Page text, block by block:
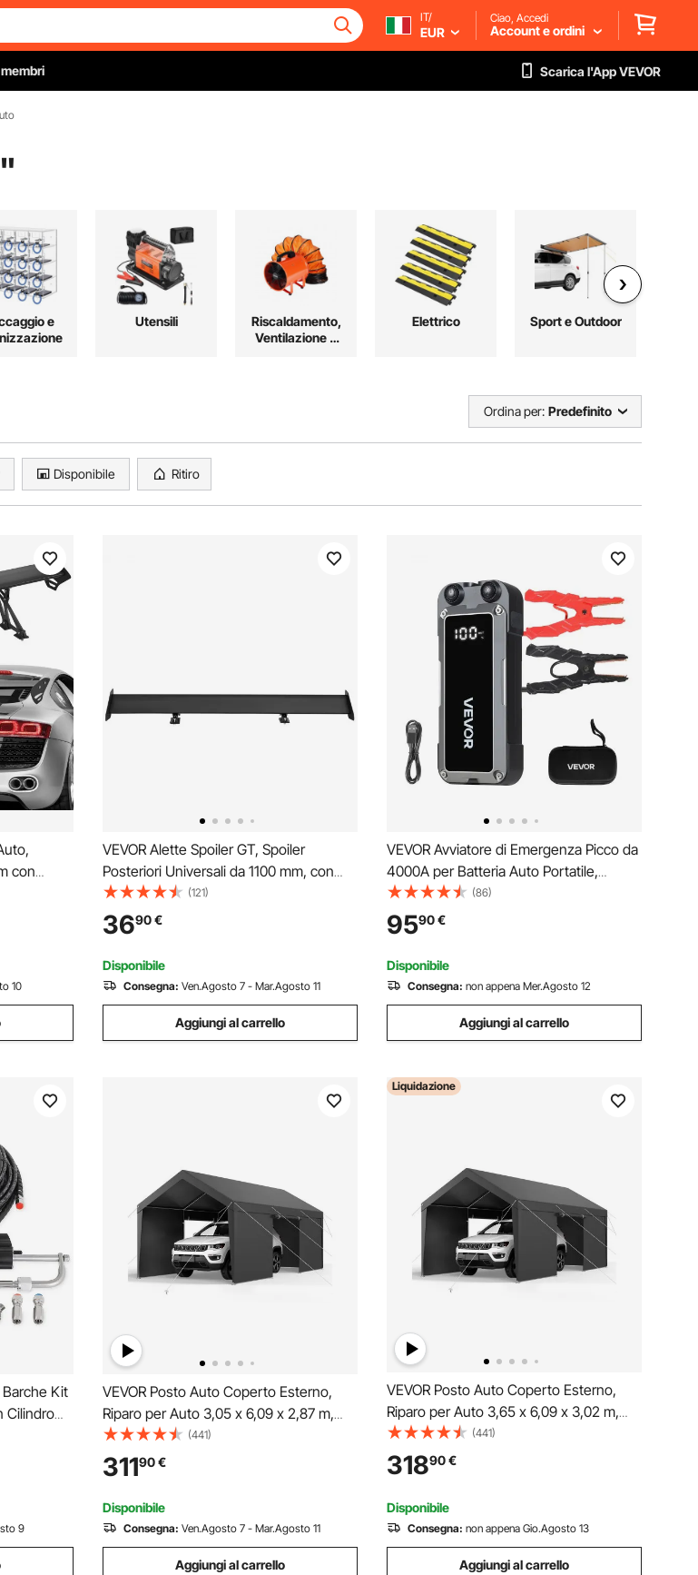
IT/
EUR
Ciao, Accedi
Account e ordini
Scarica l'App VEVOR
"
e
Utensili
Riscaldamento,
Ventilazione e
Elettrico Sport e Outdoor
Ordina per: Predefinito
Disponibile Ritiro
con
Spoiler
Corsa
10
VEVOR Alette Spoiler GT, Spoiler
Posteriori Universali da 1100 mm, con
Ponte Singolo, Materiale in Lega di
Alluminio Regolabile, Spoiler Posteriori
per Auto, Spoiler Drift Racing BGW/JDM,
Nero
(121)
3690€
Disponibile
Consegna: Ven.Agosto 7 - Mar.Agosto 11
Aggiungi al carrello
VEVOR Avviatore di Emergenza Picco da
4000A per Batteria Auto Portatile,
Batteria di Avviamento per Auto 12V con
Torcia a 3 Modi Cavo di Avviamento per
Motori Corrente da 700A Potenza Uscita
18W
(86)
9590€
Disponibile
Consegna: non appena Mer.Agosto 12
Aggiungi al carrello
Barche Kit
Cilindro
ad Alta
HP
9
VEVOR Posto Auto Coperto Esterno,
Riparo per Auto 3,05 x 6,09 x 2,87 m,
Tettoia Potabile con Pareti Laterali e
Porta Rimovibili, Resistente ai Raggi UV e
all'Acqua, per Auto e Barca, Grigio
(441)
31190€
Disponibile
Consegna: Ven.Agosto 7 - Mar.Agosto 11
Aggiungi al carrello
Liquidazione
VEVOR Posto Auto Coperto Esterno,
Riparo per Auto 3,65 x 6,09 x 3,02 m,
Tettoia Potabile con Pareti Laterali e
Porta Rimovibili, Resistente ai Raggi UV e
all'Acqua, per Auto e Barca, Grigio
(441)
31890€
Disponibile
Consegna: non appena Gio.Agosto 13
Aggiungi al carrello